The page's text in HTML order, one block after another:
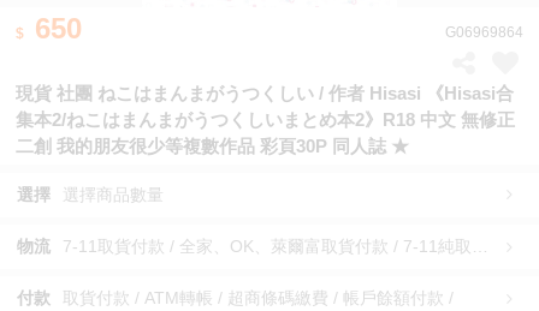
650 G06969864
現貨 社團 ねこはまんまがうつくしい / 作者 Hisasi 《Hisasi合
集本2/ねこはまんまがうつくしいまとめ本2》R18 中文 無修正
二創 我的朋友很少等複數作品 彩頁30P 同人誌 ★
選擇 選擇商品數量
物流
付款 取貨付款 / ATM轉帳 / 超商條碼繳費 / 帳戶餘額付款 /